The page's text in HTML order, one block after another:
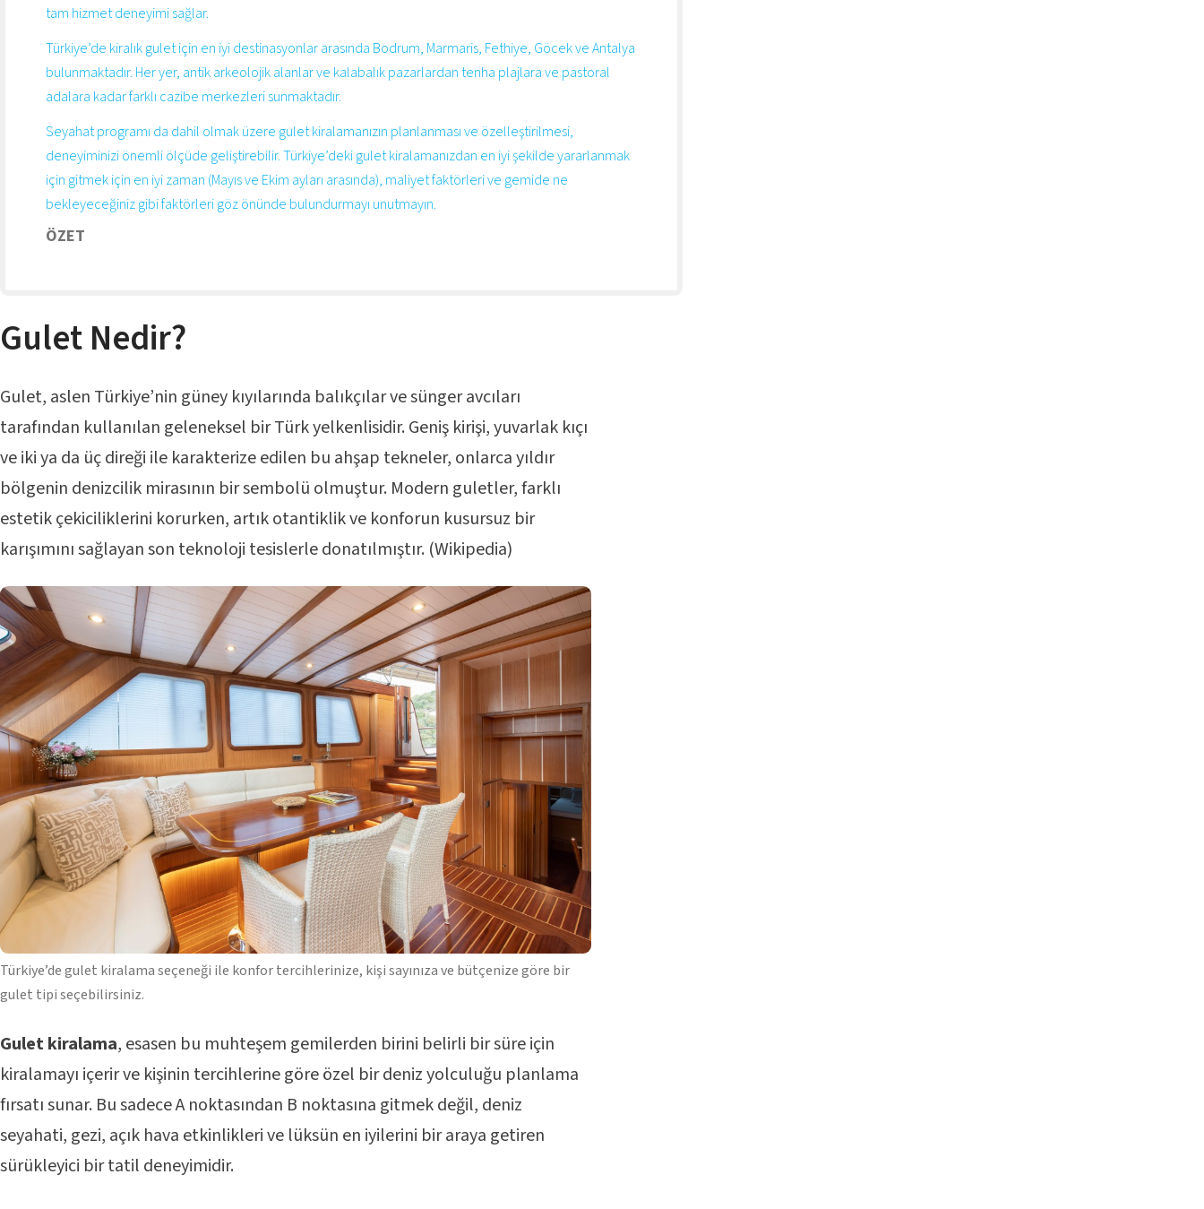
tam hizmet deneyimi sağlar.
Türkiye’de kiralık gulet için en iyi destinasyonlar arasında Bodrum, Marmaris, Fethiye, Göcek ve Antalya
bulunmaktadır. Her yer, antik arkeolojik alanlar ve kalabalık pazarlardan tenha plajlara ve pastoral
adalara kadar farklı cazibe merkezleri sunmaktadır.
Seyahat programı da dahil olmak üzere gulet kiralamanızın planlanması ve özelleştirilmesi,
deneyiminizi önemli ölçüde geliştirebilir. Türkiye’deki gulet kiralamanızdan en iyi şekilde yararlanmak
için gitmek için en iyi zaman (Mayıs ve Ekim ayları arasında), maliyet faktörleri ve gemide ne
bekleyeceğiniz gibi faktörleri göz önünde bulundurmayı unutmayın.
ÖZET
Gulet Nedir?
Gulet, aslen Türkiye’nin güney kıyılarında balıkçılar ve sünger avcıları
tarafından kullanılan geleneksel bir Türk yelkenlisidir. Geniş kirişi, yuvarlak kıçı
ve iki ya da üç direği ile karakterize edilen bu ahşap tekneler, onlarca yıldır
bölgenin denizcilik mirasının bir sembolü olmuştur. Modern guletler, farklı
estetik çekiciliklerini korurken, artık otantiklik ve konforun kusursuz bir
karışımını sağlayan son teknoloji tesislerle donatılmıştır. (Wikipedia)
Türkiye’de gulet kiralama seçeneği ile konfor tercihlerinize, kişi sayınıza ve bütçenize göre bir
gulet tipi seçebilirsiniz.
Gulet kiralama, esasen bu muhteşem gemilerden birini belirli bir süre için
kiralamayı içerir ve kişinin tercihlerine göre özel bir deniz yolculuğu planlama
fırsatı sunar. Bu sadece A noktasından B noktasına gitmek değil, deniz
seyahati, gezi, açık hava etkinlikleri ve lüksün en iyilerini bir araya getiren
sürükleyici bir tatil deneyimidir.